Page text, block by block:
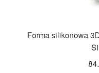
Forma silikonowa